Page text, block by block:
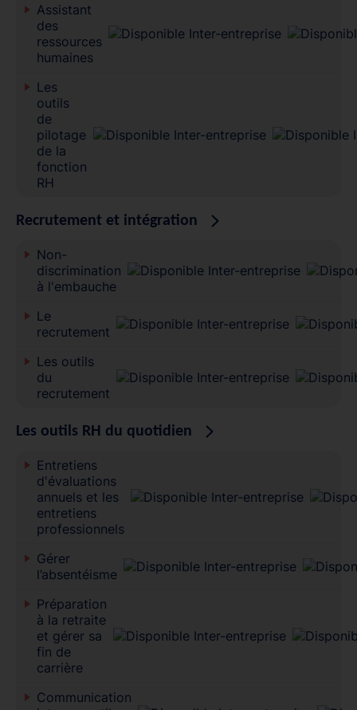
Assistant
des
ressources
humaines
Les
outils
de
pilotage
de la
fonction
RH
Recrutement et intégration
Non-
discrimination
à l'embauche
Le
recrutement
Les outils
du
recrutement
Les outils RH du quotidien
Entretiens
d'évaluations
annuels et les
entretiens
professionnels
Gérer
l’absentéisme
Préparation
à la retraite
et gérer sa
fin de
carrière
Communication